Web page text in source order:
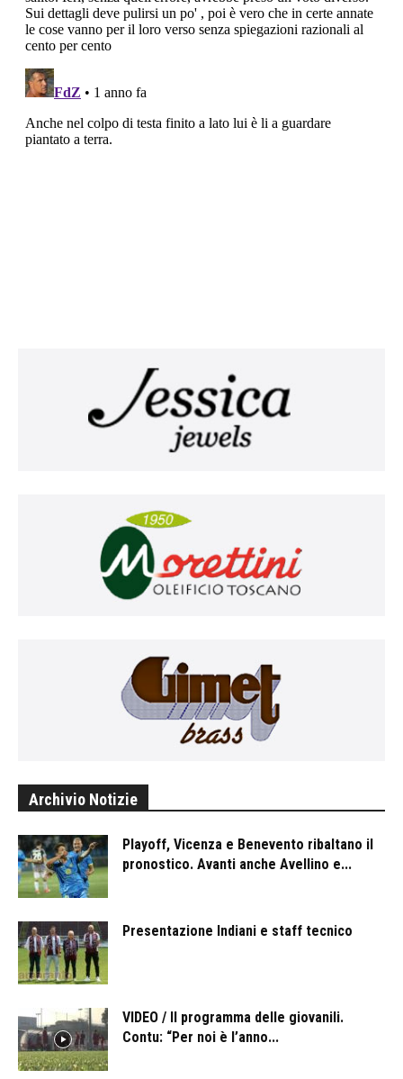
Archivio Notizie
Playoff, Vicenza e Benevento ribaltano il
pronostico. Avanti anche Avellino e...
Presentazione Indiani e staff tecnico
VIDEO / Il programma delle giovanili.
Contu: “Per noi è l’anno...